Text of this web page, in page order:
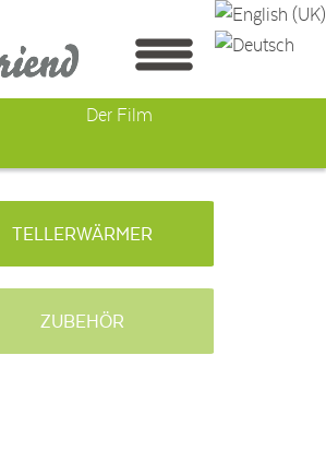
Der Film
TELLERWÄRMER
ZUBEHÖR